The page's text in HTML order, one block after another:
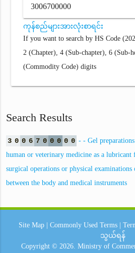
ကုန်စည်များအားလုံးစာရင်း
If you want to search by HS Code
2 (Chapter), 4 (Sub-chapter), 6 (Sub-
(Commodity Code) digits
Search Results
3 0 0 6 7 0 0 0 0 0 - - Gel
human or veterinary medicine as a
surgical operations or physical examinations
between the body and medical instruments
Site Map Commonly Used Terms
သွယ်ရန်
Copyright © 2026. Ministry of